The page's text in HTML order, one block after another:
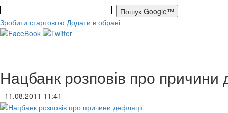
Зробити стартовою Додати в обрані
Нацбанк розповів про причини
- 11.08.2011 11:41